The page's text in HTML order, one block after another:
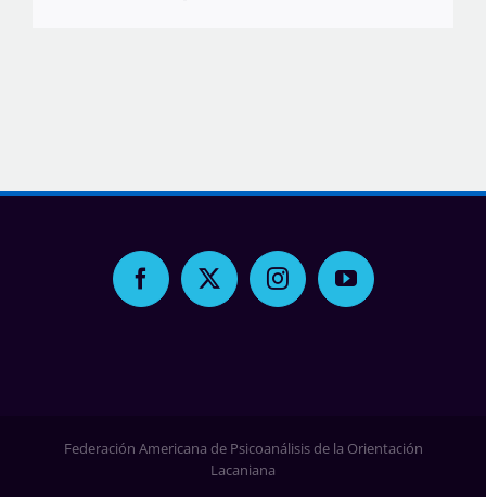
Federación Americana de Psicoanálisis de la Orientación
Lacaniana